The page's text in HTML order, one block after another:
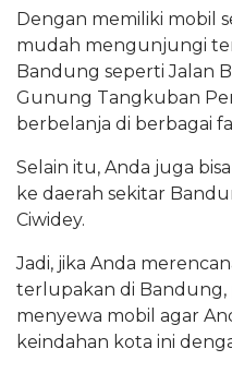
Dengan memiliki mobil
mudah mengunjungi
Bandung seperti Jalan
Gunung Tangkuban
berbelanja di berbagai
Selain itu, Anda juga
ke daerah sekitar
Ciwidey.
Jadi, jika Anda
terlupakan di
menyewa mobil agar
keindahan kota ini